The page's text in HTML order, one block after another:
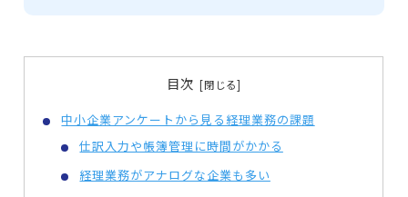
目次
中小企業アンケートから見る経理業務の課題
仕訳入力や帳簿管理に時間がかかる
経理業務がアナログな企業も多い